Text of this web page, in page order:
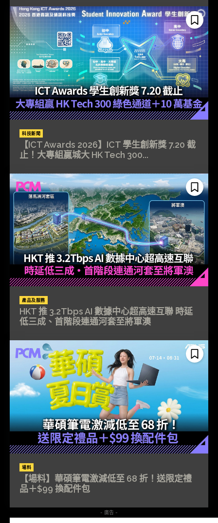
科技新聞
【ICT Awards 2026】ICT 學生創新獎 7.20 截
止！大專組贏城大 HK Tech 300...
產品及服務
HKT 推 3.2Tbps AI 數據中心超高速互聯 時延
低三成、首階段連通河套至將軍澳
場料
【場料】華碩筆電激減低至 68 折！送限定禮
品＋$99 換配件包
- 廣告 -